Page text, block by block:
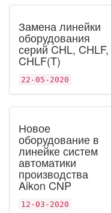
Замена линейки
оборудования
серий CHL, CHLF,
CHLF(T)
22-05-2020
Новое
оборудование в
линейке систем
автоматики
производства
Aikon CNP
12-03-2020